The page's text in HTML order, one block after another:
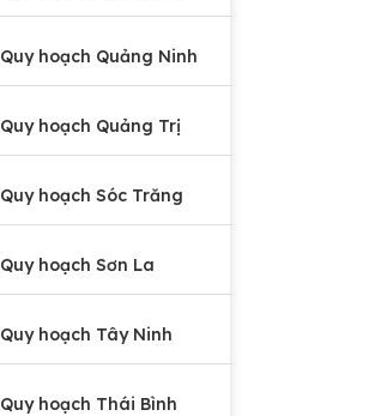
Quy hoạch Quảng Ninh
Quy hoạch Quảng Trị
Quy hoạch Sóc Trăng
Quy hoạch Sơn La
Quy hoạch Tây Ninh
Quy hoạch Thái Bình